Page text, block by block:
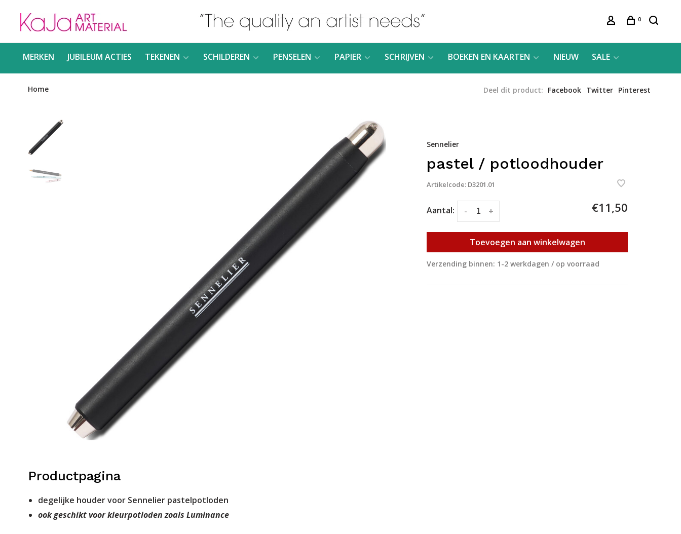
0
MERKEN JUBILEUM ACTIES TEKENEN SCHILDEREN PENSELEN PAPIER SCHRIJVEN BOEKEN EN KAARTEN NIEUW SALE
Home Deel dit product: Facebook Twitter Pinterest
Sennelier
pastel / potloodhouder
Artikelcode: D3201.01
Aantal: +
- €11,50
Toevoegen aan winkelwagen
Verzending binnen: 1-2 werkdagen / op voorraad
Productpagina
degelijke houder voor Sennelier pastelpotloden
ook geschikt voor kleurpotloden zoals Luminance